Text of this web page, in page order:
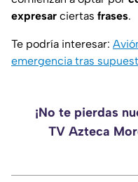
expresar ciertas frases.
Te podría interesar:
emergencia tras
¡No te pierdas
TV Azteca